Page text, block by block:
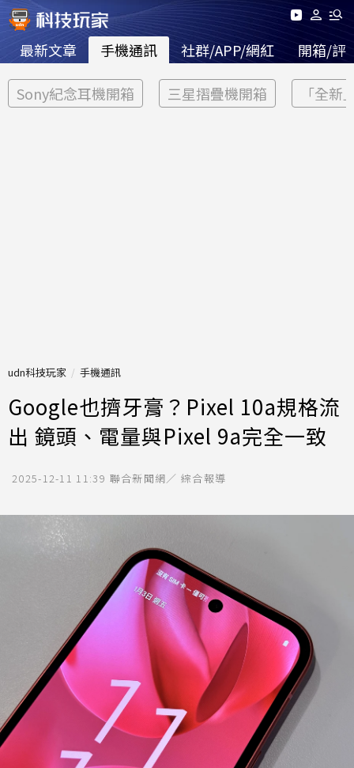
最新文章 手機通訊 社群/APP/網紅 開箱/評
Sony紀念耳機開箱 三星摺疊機開箱 「全新
udn科技玩家 手機通訊
Google也擠牙膏？Pixel 10a規格流
出 鏡頭、電量與Pixel 9a完全一致
2025-12-11 11:39 聯合新聞網／ 綜合報導